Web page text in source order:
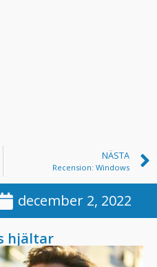
NÄSTA
Recension: Windows
december 2, 2022
hjältar